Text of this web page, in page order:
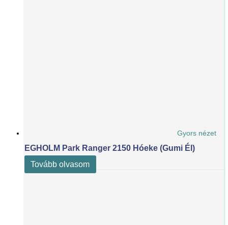
Gyors nézet
EGHOLM Park Ranger 2150 Hóeke (Gumi Él)
Tovább olvasom